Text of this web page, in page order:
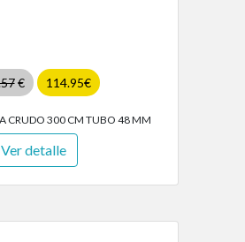
€ 114.95€
CRUDO 300 CM TUBO 48 MM
Ver detalle